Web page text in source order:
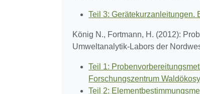
Teil 3: Gerätekurzanleitungen.
König N., Fortmann, H. (2012):
Umweltanalytik-Labors der
Teil 1:
Forschungszentrum
Teil 2: